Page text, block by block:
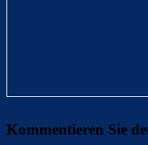
Kommentieren Sie